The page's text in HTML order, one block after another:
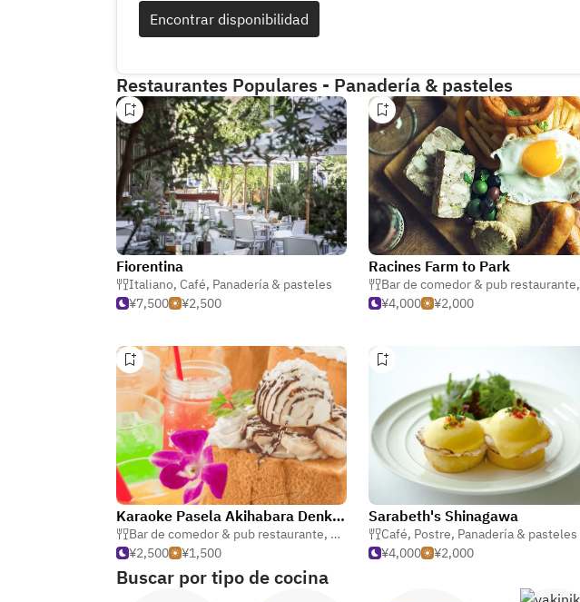
のみを使用。また、その時期旬なフルーツをたっぷりと使用した品々も用意し
ています。洗練された空間の中で時間帯ごとに用意したカフェメニューをお楽
Encontrar disponibilidad
Restaurantes Populares - Panadería & pasteles
Fiorentina
Italiano, Café, Panadería & pasteles
¥7,500
¥2,500
Racines Farm to Park
Bar de comedor & pub restaurante,
¥4,000
¥2,000
Karaoke Pasela Akihabara Denkigai
Bar de comedor & pub restaurante, Panadería & pasteles, Fusión & internacional
¥2,500
¥1,500
Sarabeth's Shinagawa
Café, Postre, Panadería & pasteles
¥4,000
¥2,000
Buscar por tipo de cocina